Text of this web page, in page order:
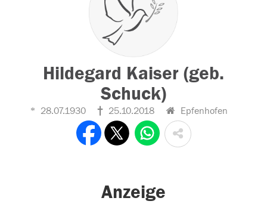
Hildegard Kaiser (geb.
Schuck)
28.07.1930 25.10.2018 Epfenhofen
Anzeige